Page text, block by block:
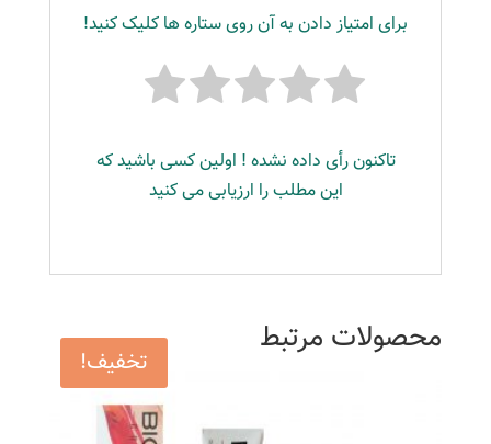
برای امتیاز دادن به آن روی ستاره ها کلیک کنید!
تاکنون رأی داده نشده ! اولین کسی باشید که
این مطلب را ارزیابی می کنید
محصولات مرتبط
تخفیف!